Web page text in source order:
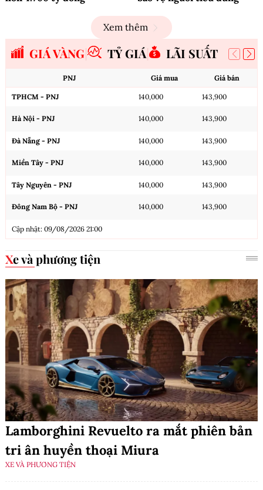
Xem thêm
GIÁ VÀNG TỶ GIÁ LÃI SUẤT
PNJ Giá mua Giá bán
TPHCM - PNJ 140,000 143,900
Hà Nội - PNJ 140,000 143,900
Đà Nẵng - PNJ 140,000 143,900
Miền Tây - PNJ 140,000 143,900
Tây Nguyên - PNJ 140,000 143,900
Đông Nam Bộ - PNJ 140,000 143,900
Cập nhật: 09/08/2026 21:00
Xe và phương tiện
Lamborghini Revuelto ra mắt phiên bản
tri ân huyền thoại Miura
XE VÀ PHƯƠNG TIỆN